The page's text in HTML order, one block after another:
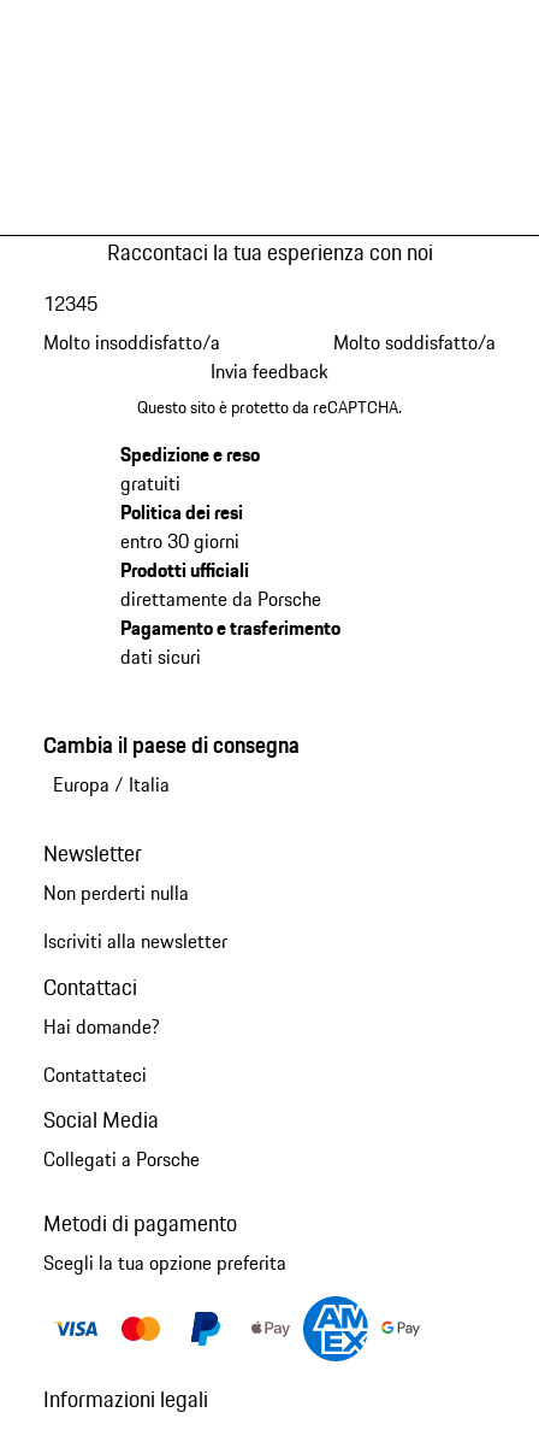
Raccontaci la tua esperienza con noi
Molto insoddisfatto/a
12345
Molto soddisfatto/a
Invia feedback
Questo sito è protetto da reCAPTCHA.
Spedizione e reso
gratuiti
Politica dei resi
entro 30 giorni
Prodotti ufficiali
direttamente da Porsche
Pagamento e trasferimento
dati sicuri
Cambia il paese di consegna
Europa / Italia
Newsletter
Non perderti nulla
Iscriviti alla newsletter
Contattaci
Hai domande?
Contattateci
Social Media
Collegati a Porsche
Metodi di pagamento
Scegli la tua opzione preferita
Informazioni legali